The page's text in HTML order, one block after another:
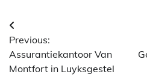
Berichtnavigatie
Previous:
Assurantiekantoor Van
Montfort in Luyksgestel